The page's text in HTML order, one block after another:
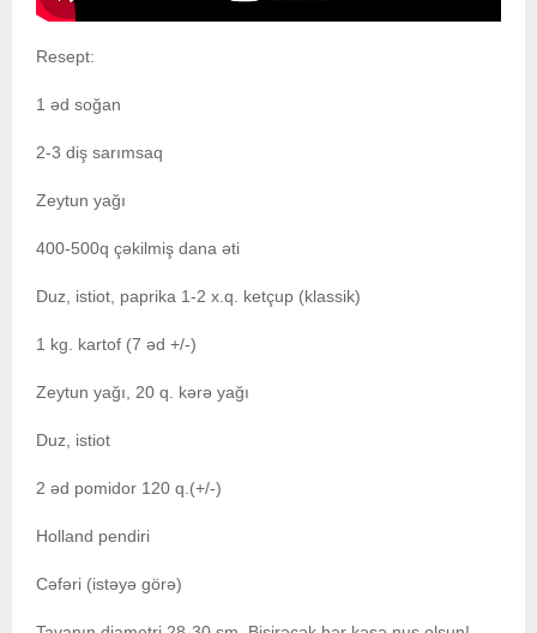
Resept:
1 əd soğan
2-3 diş sarımsaq
Zeytun yağı
400-500q çəkilmiş dana əti
Duz, istiot, paprika 1-2 x.q. ketçup (klassik)
1 kg. kartof (7 əd +/-)
Zeytun yağı, 20 q. kərə yağı
Duz, istiot
2 əd pomidor 120 q.(+/-)
Holland pendiri
Cəfəri (istəyə görə)